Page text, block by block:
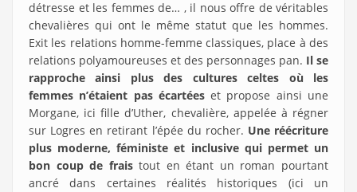
détresse et les femmes de… , il nous offre de véritables
chevalières qui ont le même statut que les hommes.
Exit les relations homme-femme classiques, place à des
relations polyamoureuses et des personnages pan. Il se
rapproche ainsi plus des cultures celtes où les
femmes n’étaient pas écartéeset propose ainsi une
Morgane, ici fille d’Uther, chevalière, appelée à régner
sur Logres en retirant l’épée du rocher. Une réécriture
plus moderne, féministe et inclusive qui permet un
bon coup de fraistout en étant un roman pourtant
ancré dans certaines réalités historiques (ici un